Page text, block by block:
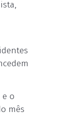
e o
mês